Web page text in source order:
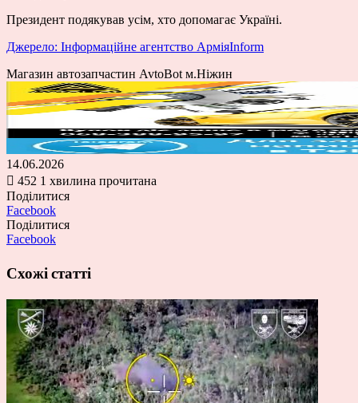
Президент подякував усім, хто допомагає Україні.
Джерело: Інформаційне агентство АрміяInform
Магазин автозапчастин AvtoBot м.Ніжин
14.06.2026
452 1 хвилина прочитана
Поділитися
Facebook
Поділитися
Facebook
Схожі статті